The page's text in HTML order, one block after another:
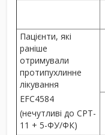
Пацієнти, які
раніше
отримували
протипухлинне
лікування
EFC4584
(нечутливі до CPT-
11 + 5-ФУ/ФК)